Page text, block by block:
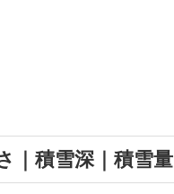
｜積雪深｜積雪量